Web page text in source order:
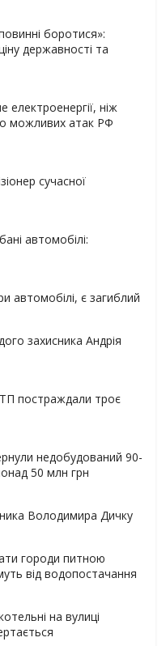
боротися»:
державності та
ніж
можливих атак РФ
сучасної
автомобілі:
автомобілі, є загиблий
захисника Андрія
постраждали троє
недобудований 90-
50 млн грн
Володимира Дичку
городи питною
від водопостачання
на вулиці